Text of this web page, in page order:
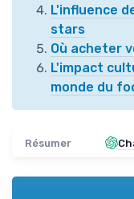
L'influence
stars
Où acheter
L'impact
monde du
Résumer